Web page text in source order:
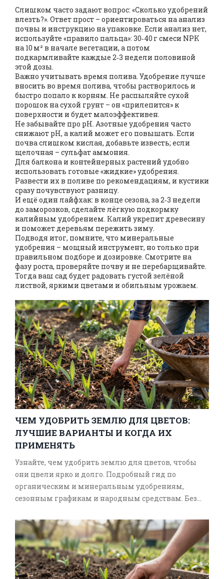
Слишком часто задают вопрос: «Сколько удобрений
влезть?». Ответ прост – ориентироваться на анализ
почвы и инструкцию на упаковке. Если анализ нет,
используйте «правило пальца»: 30‑40 г смеси NPK
на 10 м² в начале вегетации, а потом
подкармливайте каждые 2‑3 недели половиной
этой дозы.
Важно учитывать время полива. Удобрение лучше
вносить во время полива, чтобы растворилось и
быстро попало к корням. Не распыляйте сухой
порошок на сухой грунт – он «прилепится» к
поверхности и будет малоэффективен.
Не забывайте про pH. Азотные удобрения часто
снижают pH, а калий может его повышать. Если
почва слишком кислая, добавьте известь; если
щелочная – сульфат аммония.
Для балкона и контейнерных растений удобно
использовать готовые «жидкие» удобрения.
Развести их в поливе по рекомендациям, и кустики
сразу почувствуют разницу.
И ещё один лайфхак: в конце сезона, за 2‑3 недели
до заморозков, сделайте лёгкую подкормку
калийным удобрением. Калий укрепит древесину
и поможет деревьям пережить зиму.
Подводя итог, помните, что минеральные
удобрения – мощный инструмент, но только при
правильном подборе и дозировке. Смотрите на
фазу роста, проверяйте почву и не перебарщивайте.
Тогда ваш сад будет радовать густой зелёной
листвой, яркими цветами и обильным урожаем.
ЧЕМ УДОБРИТЬ ЗЕМЛЮ ДЛЯ ЦВЕТОВ:
ЛУЧШИЕ ВАРИАНТЫ И КОГДА ИХ
ПРИМЕНЯТЬ
Узнайте, чем удобрить землю для цветов, чтобы
они цвели ярко и долго. Подробный гид по
органическим и минеральным удобрениям,
сезонным графикам и народным средствам. Без